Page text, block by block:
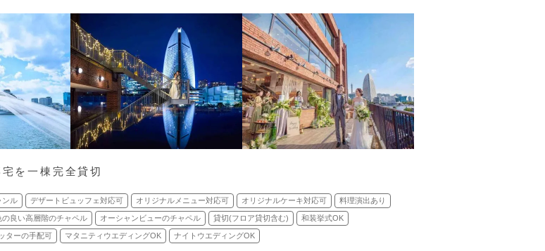
を一棟完全貸切
ンル デザートビュッフェ対応可 オリジナルメニュー対応可 オリジナルケーキ対応可 料理演出あり
の良い高層階のチャペル オーシャンビューのチャペル 貸切(フロア貸切含む) 和装挙式OK
ターの手配可 マタニティウエディングOK ナイトウエディングOK